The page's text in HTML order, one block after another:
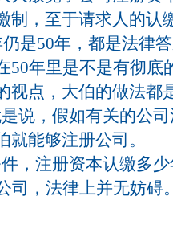
制，至于请求人的认
是50年，都是法律
年里是不是有彻底
视点，大伯的做法都
说，假如有关的公
能够注册公司。
注册资本认缴多少
司，法律上并无妨碍